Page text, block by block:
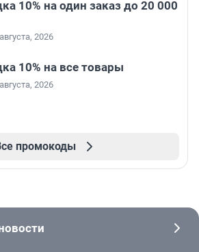
10% на один заказ до 20 000
2026
10% на все товары
2026
промокоды